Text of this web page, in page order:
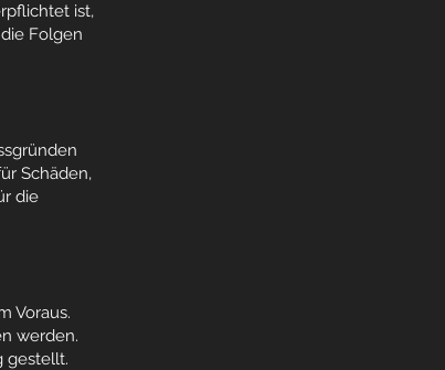
ist,
Folgen
Schäden,
die
Voraus.
werden.
gestellt.